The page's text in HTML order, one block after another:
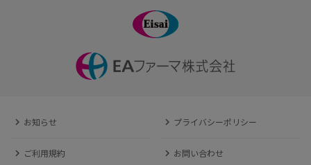
お知らせ プライバシーポリシー
ご利用規約 お問い合わせ